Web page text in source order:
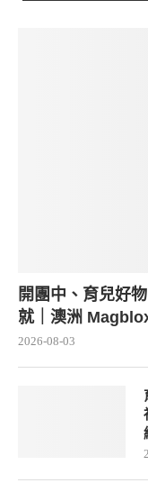
開團中、育兒好
就｜澳洲
2026-08-03